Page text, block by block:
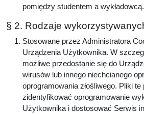
pomiędzy studentem a wykładowcą.
§ 2. Rodzaje
Stosowane przez Administratora
Urządzenia Użytkownika. W
możliwe przedostanie się do
wirusów lub innego niechcianego
oprogramowania złośliwego. Pliki te
zidentyfikować oprogramowanie
Użytkownika i dostosować Serwis